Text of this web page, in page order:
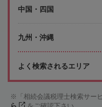
中国・四国
九州・沖縄
よく検索されるエリア
「相続会議税理士検索サー